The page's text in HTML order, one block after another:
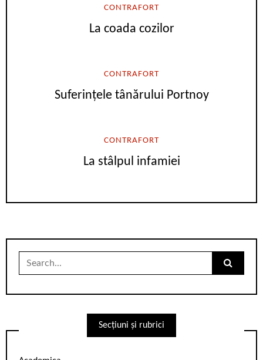
CONTRAFORT
La coada cozilor
CONTRAFORT
Suferințele tânărului Portnoy
CONTRAFORT
La stâlpul infamiei
Search
Secțiuni și rubrici